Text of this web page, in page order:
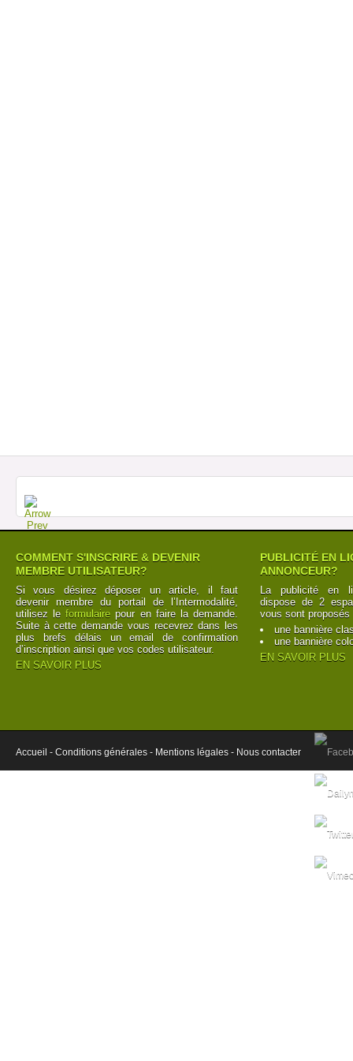
COMMENT S'INSCRIRE & DEVENIR
MEMBRE UTILISATEUR?
Si vous désirez déposer un article, il faut
devenir membre du portail de l’Intermodalité,
utilisez leformulaire pour en faire la demande.
Suite à cette demande vous recevrez dans les
plus brefs délais un email de confirmation
d’inscription ainsi que vos codes utilisateur.
EN SAVOIR PLUS
PUBLICITÉ EN
ANNONCEUR?
La publicité en
dispose de 2
vous sont proposés
une bannière
une bannière
EN SAVOIR PLUS
Accueil - Conditions générales - Mentions légales - Nous contacter